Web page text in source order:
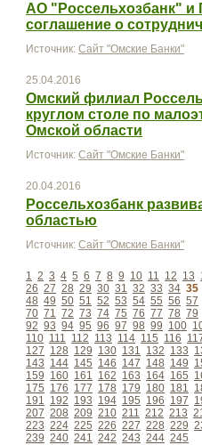
АО "Россельхозбанк"
соглашение о
Источник: Сайт "Омские Банки"
25.04.2016
Омский филиал
круглом столе по
Омской области
Источник: Сайт "Омские Банки"
20.04.2016
Россельхозбанк
областью
Источник: Сайт "Омские Банки"
1 2 3 4 5 6 7 8 9 10 11 12 13
26 27 28 29 30 31 32 33 34 35
48 49 50 51 52 53 54 55 56 57
70 71 72 73 74 75 76 77 78 79
92 93 94 95 96 97 98 99 100
110 111 112 113 114 115 116
127 128 129 130 131 132 133
143 144 145 146 147 148 149
159 160 161 162 163 164 165
175 176 177 178 179 180 181
191 192 193 194 195 196 197
207 208 209 210 211 212 213
223 224 225 226 227 228 229
239 240 241 242 243 244 245